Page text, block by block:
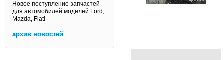
Новое поступление запчастей
для автомобилей моделей Ford,
Mazda, Fiat!
архив новостей